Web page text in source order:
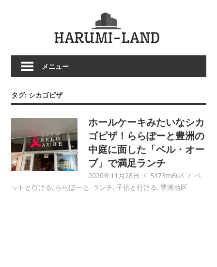
メニュー
タグ: シカゴピザ
ホールケーキみたいなシカ
ゴピザ！ららぽーと豊洲の
中庭に面した「ベル・オー
ブ」で満足ランチ
2020年11月28日 5473m6u4
ペ
ットと行ける, ららぽーと , ランチ, 子供と行ける, 豊洲地区